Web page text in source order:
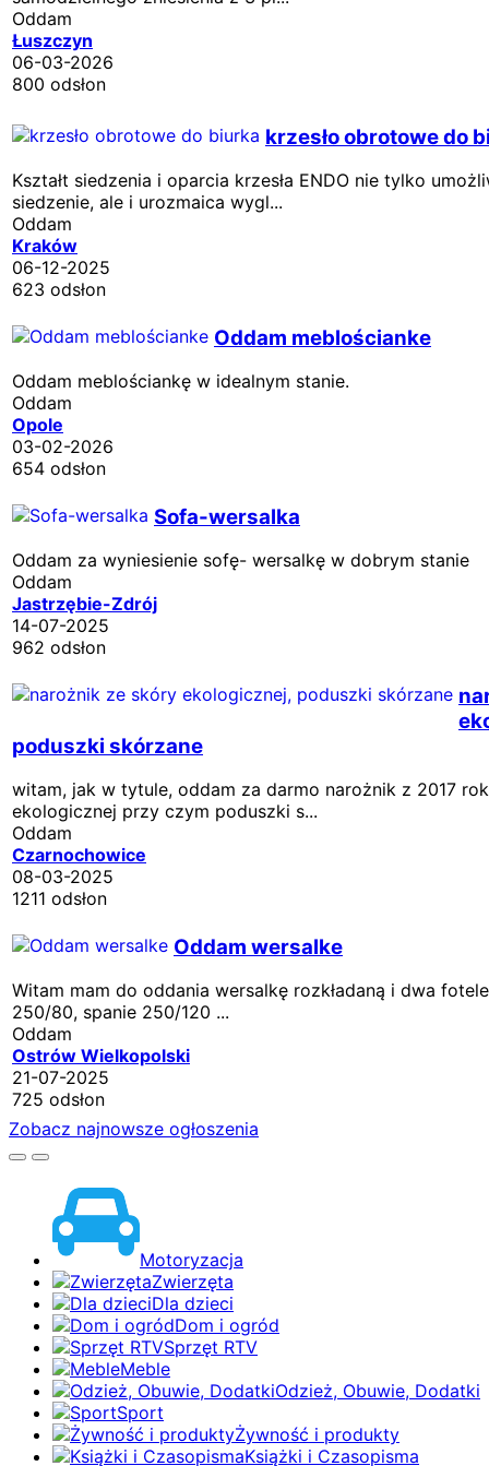
Oddam
Łuszczyn
06-03-2026
800 odsłon
krzesło obrotowe do
Kształt siedzenia i oparcia krzesła ENDO nie tylko
siedzenie, ale i urozmaica wygl...
Oddam
Kraków
06-12-2025
623 odsłon
Oddam meblościanke
Oddam meblościankę w idealnym stanie.
Oddam
Opole
03-02-2026
654 odsłon
Sofa-wersalka
Oddam za wyniesienie sofę- wersalkę w dobrym stanie
Oddam
Jastrzębie-Zdrój
14-07-2025
962 odsłon
poduszki skórzane
witam, jak w tytule, oddam za darmo narożnik z 2017
ekologicznej przy czym poduszki s...
Oddam
Czarnochowice
08-03-2025
1211 odsłon
Oddam wersalke
Witam mam do oddania wersalkę rozkładaną i dwa
250/80, spanie 250/120 ...
Oddam
Ostrów Wielkopolski
21-07-2025
725 odsłon
Zobacz najnowsze ogłoszenia
Motoryzacja
Zwierzęta
Dla dzieci
Dom i ogród
Sprzęt RTV
Meble
Odzież, Obuwie, Dodatki
Sport
Żywność i produkty
Książki i Czasopisma